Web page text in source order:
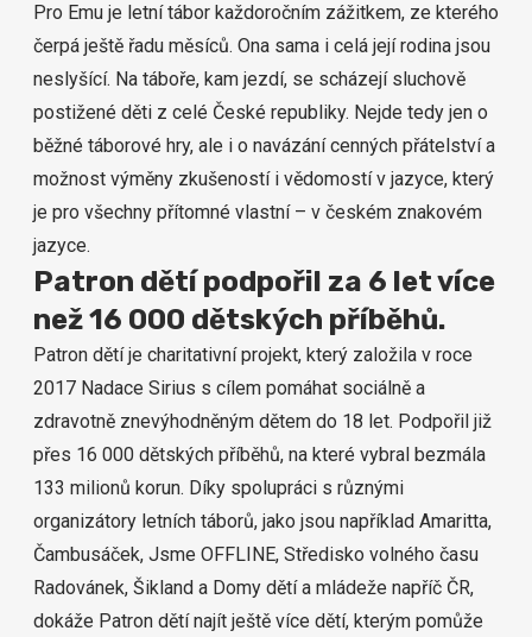
Pro Emu je letní tábor každoročním zážitkem, ze kterého
čerpá ještě řadu měsíců. Ona sama i celá její rodina jsou
neslyšící. Na táboře, kam jezdí, se scházejí sluchově
postižené děti z celé České republiky. Nejde tedy jen o
běžné táborové hry, ale i o navázání cenných přátelství a
možnost výměny zkušeností i vědomostí v jazyce, který
je pro všechny přítomné vlastní – v českém znakovém
jazyce.
Patron dětí podpořil za 6 let více
než 16 000 dětských příběhů.
Patron dětí je charitativní projekt, který založila v roce
2017 Nadace Sirius s cílem pomáhat sociálně a
zdravotně znevýhodněným dětem do 18 let. Podpořil již
přes 16 000 dětských příběhů, na které vybral bezmála
133 milionů korun. Díky spolupráci s různými
organizátory letních táborů, jako jsou například Amaritta,
Čambusáček, Jsme OFFLINE, Středisko volného času
Radovánek, Šikland a Domy dětí a mládeže napříč ČR,
dokáže Patron dětí najít ještě více dětí, kterým pomůže